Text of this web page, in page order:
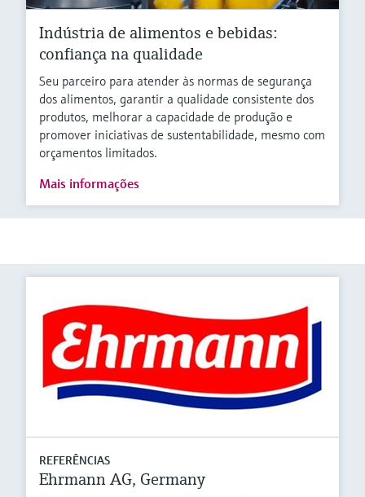
Indústria de alimentos e bebidas:
confiança na qualidade
Seu parceiro para atender às normas de segurança
dos alimentos, garantir a qualidade consistente dos
produtos, melhorar a capacidade de produção e
promover iniciativas de sustentabilidade, mesmo com
orçamentos limitados.
Mais informações
REFERÊNCIAS
Ehrmann AG, Germany